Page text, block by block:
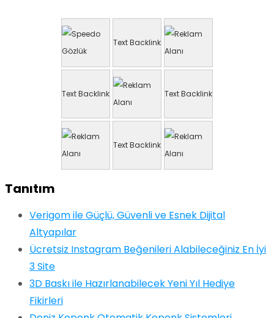
Text Backlink
Text Backlink Text Backlink
Text Backlink
Tanıtım
Verigom ile Güçlü, Güvenli ve Esnek Dijital
Altyapılar
Ücretsiz Instagram Beğenileri Alabileceğiniz En İyi
3 Site
3D Baskı ile Hazırlanabilecek Yeni Yıl Hediye
Fikirleri